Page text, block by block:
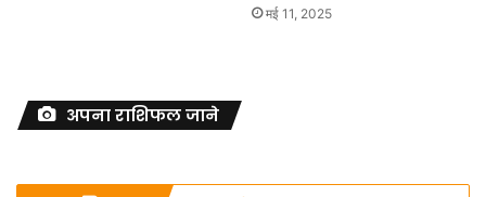
मई 11, 2025
अपना राशिफल जाने